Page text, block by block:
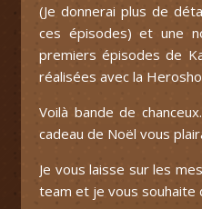
(Je donnerai plus de
ces épisodes) et une
premiers épisodes de
réalisées avec la
Voilà bande de
cadeau de Noël vous
Je vous laisse sur les
team et je vous souhaite